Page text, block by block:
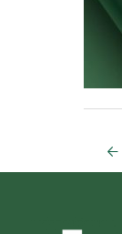
←